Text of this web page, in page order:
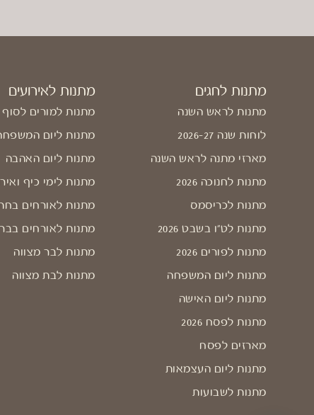
מתנות לחגים
מתנות לראש השנה
לוחות שנה 2026-27
מארזי מתנה לראש השנה
מתנות לחנוכה 2026
מתנות לכריסמס
מתנות לט"ו בשבט 2026
מתנות לפורים 2026
מתנות ליום המשפחה
מתנות ליום האישה
מתנות לפסח 2026
מארזים לפסח
מתנות ליום העצמאות
מתנות לשבועות
מתנות לאירועים
מתנות למורים
מתנות ליום
מתנות ליום האהבה
מתנות לימי כיף
מתנות לאורחים
מתנות לאורחים
מתנות לבר מצווה
מתנות לבת מצווה